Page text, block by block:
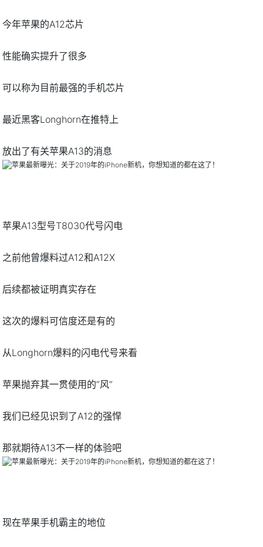
今年苹果的A12芯片
性能确实提升了很多
可以称为目前最强的手机芯片
最近黑客Longhorn在推特上
放出了有关苹果A13的消息
苹果A13型号T8030代号闪电
之前他曾爆料过A12和A12X
后续都被证明真实存在
这次的爆料可信度还是有的
从Longhorn爆料的闪电代号来看
苹果抛弃其一贯使用的”风”
我们已经见识到了A12的强悍
那就期待A13不一样的体验吧
现在苹果手机霸主的地位